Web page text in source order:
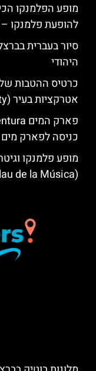
מופע הפלמנקו
להופעת פלמנקו – Gran Gala
סיור בעברית
היהודי
כרטיס ההטבות של
אטרקציות בעיר (Go City)
כניסה לפארק מים
מופע פלמנקו
(Palau de la Música)